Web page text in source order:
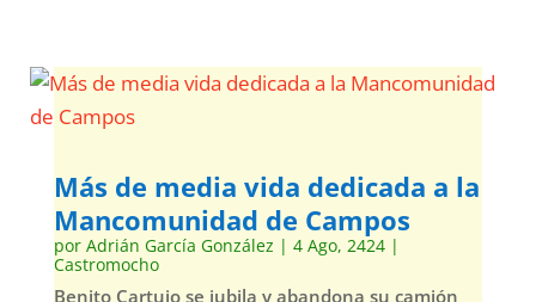
Más de media vida dedicada a la
Mancomunidad de Campos
por Adrián García González | 4 Ago, 2424|
Castromocho
Benito Cartujo se jubila y abandona su camión